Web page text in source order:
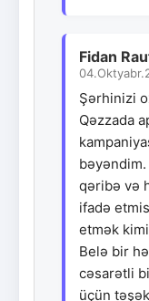
Fidan
Şərhinizi
Qəzzada
qəribə və
ifadə
etmək
Belə bir
cəsarətli
üçün